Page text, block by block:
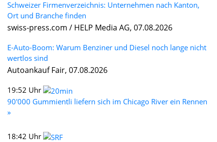
Schweizer Firmenverzeichnis: Unternehmen nach Kanton,
Ort und Branche finden
swiss-press.com / HELP Media AG, 07.08.2026
E-Auto-Boom: Warum Benziner und Diesel noch lange nicht
wertlos sind
Autoankauf Fair, 07.08.2026
19:52 Uhr
90'000 Gummientli liefern sich im Chicago River ein Rennen
»
18:42 Uhr